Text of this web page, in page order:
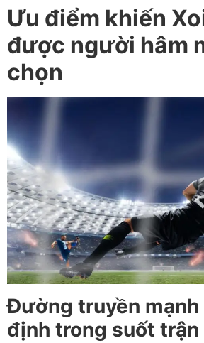
Ưu điểm khiến
được người hâm
chọn
Đường truyền mạnh
định trong suốt trận